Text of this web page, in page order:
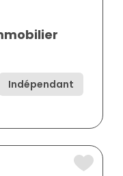
Indépendant